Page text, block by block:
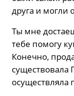
друга и могли
Ты мне
тебе помогу
Конечно,
существовала
осуществляла